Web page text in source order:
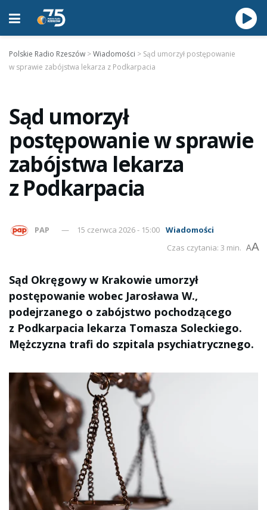
Polskie Radio Rzeszów >Wiadomości > Sąd umorzył postępowanie
w sprawie zabójstwa lekarza z Podkarpacia
Sąd umorzył
postępowanie w sprawie
zabójstwa lekarza
z Podkarpacia
PAP 15 czerwca 2026 - 15:00 Wiadomości
Czas czytania: 3 min. AA
Sąd Okręgowy w Krakowie umorzył
postępowanie wobec Jarosława W.,
podejrzanego o zabójstwo pochodzącego
z Podkarpacia lekarza Tomasza Soleckiego.
Mężczyzna trafi do szpitala psychiatrycznego.